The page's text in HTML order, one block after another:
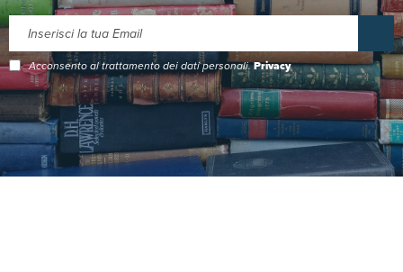
Acconsento al trattamento dei dati personali.Privacy